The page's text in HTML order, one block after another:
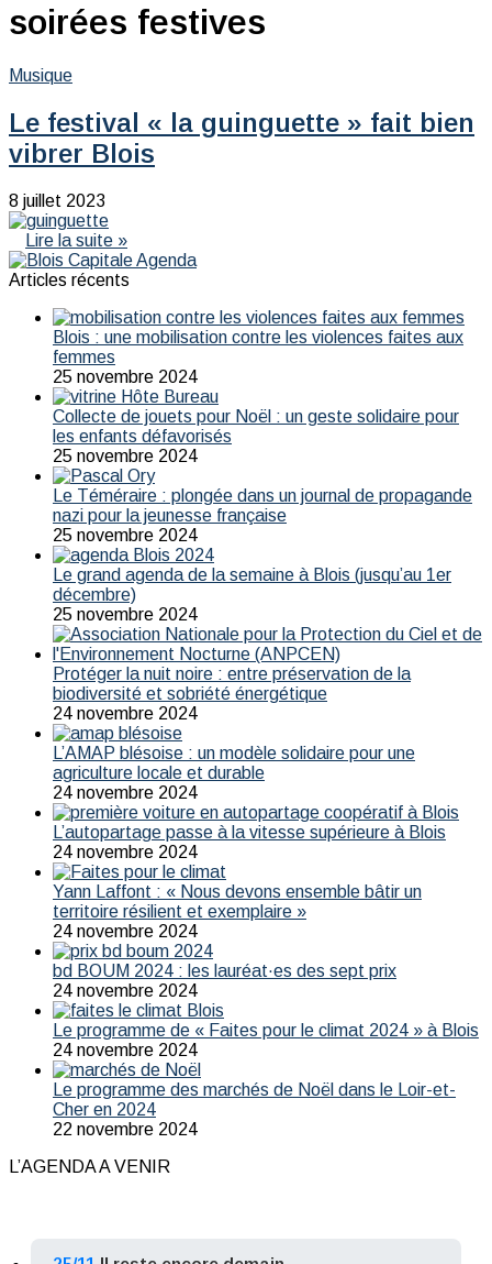
soirées festives
Musique
Le festival « la guinguette » fait bien
vibrer Blois
8 juillet 2023
Lire la suite »
Articles récents
Blois : une mobilisation contre les violences faites aux
femmes
25 novembre 2024
Collecte de jouets pour Noël : un geste solidaire pour
les enfants défavorisés
25 novembre 2024
Le Téméraire : plongée dans un journal de propagande
nazi pour la jeunesse française
25 novembre 2024
Le grand agenda de la semaine à Blois (jusqu’au 1er
décembre)
25 novembre 2024
Protéger la nuit noire : entre préservation de la
biodiversité et sobriété énergétique
24 novembre 2024
L’AMAP blésoise : un modèle solidaire pour une
agriculture locale et durable
24 novembre 2024
L’autopartage passe à la vitesse supérieure à Blois
24 novembre 2024
Yann Laffont : « Nous devons ensemble bâtir un
territoire résilient et exemplaire »
24 novembre 2024
bd BOUM 2024 : les lauréat·es des sept prix
24 novembre 2024
Le programme de « Faites pour le climat 2024 » à Blois
24 novembre 2024
Le programme des marchés de Noël dans le Loir-et-
Cher en 2024
22 novembre 2024
L’AGENDA A VENIR